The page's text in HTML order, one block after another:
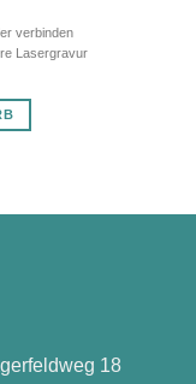
verbinden
Lasergravur
18